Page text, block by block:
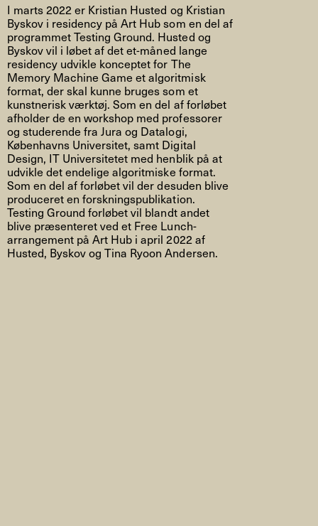
I marts 2022 er Kristian Husted og Kristian
Byskov i residency på Art Hub som en del af
programmet Testing Ground. Husted og
Byskov vil i løbet af det et-måned lange
residency udvikle konceptet for The
Memory Machine Game et algoritmisk
format, der skal kunne bruges som et
kunstnerisk værktøj. Som en del af forløbet
afholder de en workshop med professorer
og studerende fra Jura og Datalogi,
Københavns Universitet, samt Digital
Design, IT Universitetet med henblik på at
udvikle det endelige algoritmiske format.
Som en del af forløbet vil der desuden blive
produceret en forskningspublikation.
Testing Ground forløbet vil blandt andet
blive præsenteret ved et Free Lunch-
arrangement på Art Hub i april 2022 af
Husted, Byskov og Tina Ryoon Andersen.